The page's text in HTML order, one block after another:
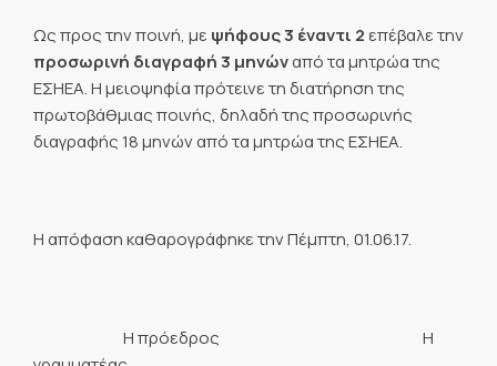
Ως προς την ποινή, με ψήφους 3 έναντι 2επέβαλε την
προσωρινή διαγραφή 3 μηνώναπό τα μητρώα της
ΕΣΗΕΑ. Η μειοψηφία πρότεινε τη διατήρηση της
πρωτοβάθμιας ποινής, δηλαδή της προσωρινής
διαγραφής 18 μηνών από τα μητρώα της ΕΣΗΕΑ.
Η απόφαση καθαρογράφηκε την Πέμπτη, 01.06.17.
Η πρόεδρος Η